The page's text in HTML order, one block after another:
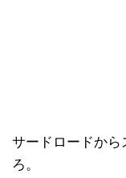
サードロードから
ろ。